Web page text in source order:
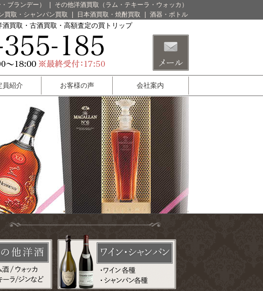
ブランデー）
その他洋酒買取（ラム・テキーラ・ウォッカ）
買取・シャンパン買取
日本酒買取・焼酎買取 酒器・ボトル
酒買取・古酒買取・高額査定の買トリップ
員紹介 お客様の声 会社案内